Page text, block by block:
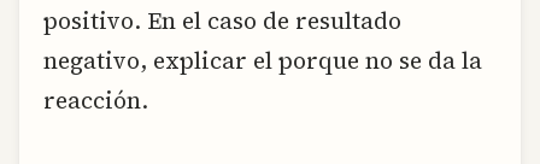
positivo. En el caso de resultado
negativo, explicar el porque no se da la
reacción.